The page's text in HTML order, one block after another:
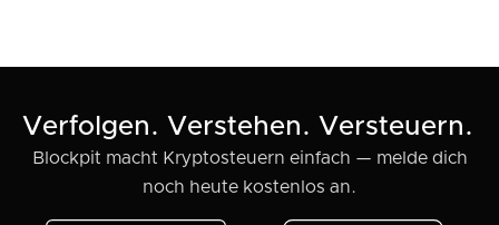
Verfolgen. Verstehen. Versteuern.
Blockpit macht Kryptosteuern einfach — melde dich
noch heute kostenlos an.